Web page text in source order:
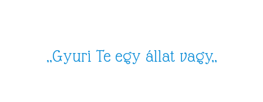
,,Gyuri Te egy állat vagy,,